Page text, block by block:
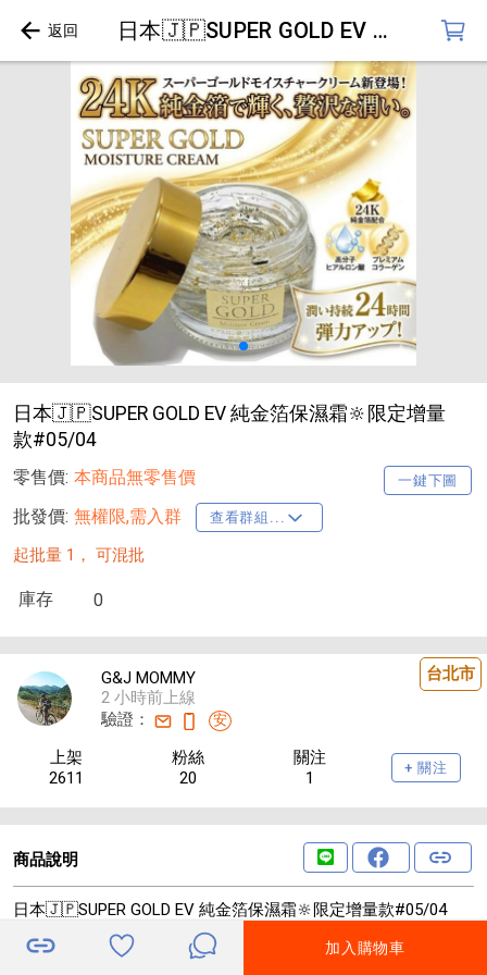
日本🇯🇵SUPER GOLD EV 純金箔保濕霜🔆限定增量款#05/04
日本🇯🇵SUPER GOLD EV 純金箔保濕霜🔆限定增量
款#05/04
零售價: 一鍵下圖
本商品無零售價
批發價: 無權限,需入群 查看群組...
起批量 1， 可混批
庫存 0
台北市
G&J MOMMY
2 小時前上線
驗證：
安
上架
2611
粉絲
20
關注
1
+ 關注
商品說明
日本🇯🇵SUPER GOLD EV 純金箔保濕霜🔆限定增量款#05/04
建議售價$390 4件折5元/件
交期: 結單日起35~45天到貨
加入購物車